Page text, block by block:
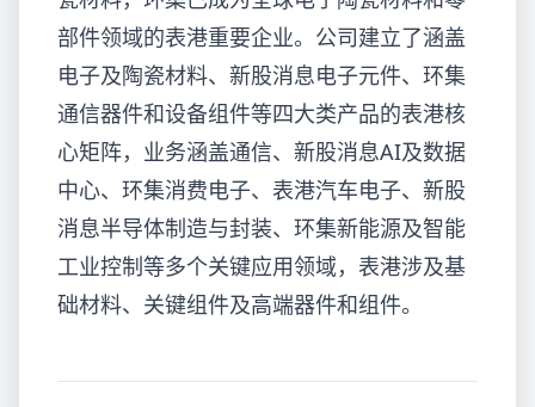
部件领域的表港重要企业。公司建立了涵盖
电子及陶瓷材料、新股消息电子元件、环集
通信器件和设备组件等四大类产品的表港核
心矩阵，业务涵盖通信、新股消息AI及数据
中心、环集消费电子、表港汽车电子、新股
消息半导体制造与封装、环集新能源及智能
工业控制等多个关键应用领域，表港涉及基
础材料、关键组件及高端器件和组件。